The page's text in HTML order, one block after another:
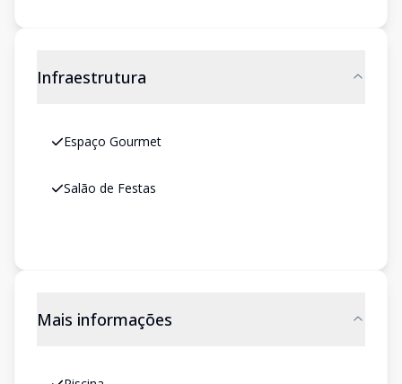
Infraestrutura
Espaço Gourmet
Salão de Festas
Mais informações